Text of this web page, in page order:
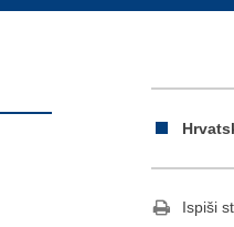
Ispiši